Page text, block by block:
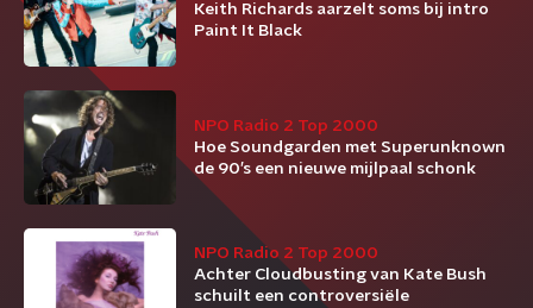
Keith Richards aarzelt soms bij intro
Paint It Black
NPO Radio 2 Top 2000
Hoe Soundgarden met Superunknown
de 90’s een nieuwe mijlpaal schonk
NPO Radio 2 Top 2000
Achter Cloudbusting van Kate Bush
schuilt een controversiële